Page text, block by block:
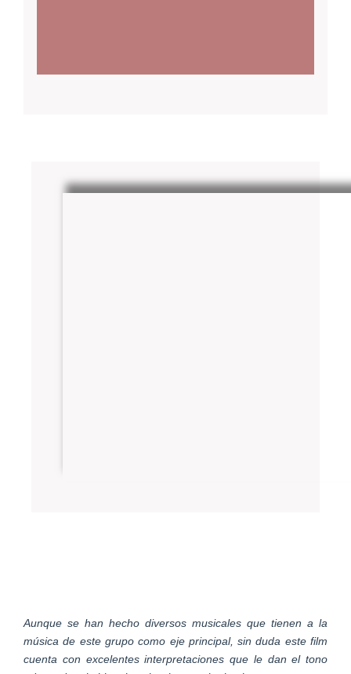
Aunque se han hecho diversos musicales que tienen a la
música de este grupo como eje principal, sin duda este film
cuenta con excelentes interpretaciones que le dan el tono